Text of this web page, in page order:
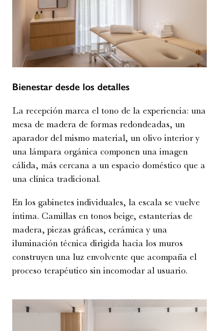
Bienestar desde los detalles
La recepción marca el tono de la experiencia: una
mesa de madera de formas redondeadas, un
aparador del mismo material, un olivo interior y
una lámpara orgánica componen una imagen
cálida, más cercana a un espacio doméstico que a
una clínica tradicional.
En los gabinetes individuales, la escala se vuelve
íntima. Camillas en tonos beige, estanterías de
madera, piezas gráficas, cerámica y una
iluminación técnica dirigida hacia los muros
construyen una luz envolvente que acompaña el
proceso terapéutico sin incomodar al usuario.